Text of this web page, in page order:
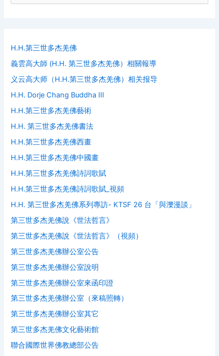
f
r
:
H.H.第三世多杰羌佛
義雲高大師 (H.H. 第三世多杰羌佛）相關報導
义云高大师（H.H.第三世多杰羌佛）相关报导
H.H. Dorje Chang Buddha III
H.H.第三世多杰羌佛藝術
H.H. 第三世多杰羌佛書法
H.H.第三世多杰羌佛西畫
H.H.第三世多杰羌佛中國畫
H.H.第三世多杰羌佛詩詞歌賦
H.H.第三世多杰羌佛詩詞歌賦_視頻
H.H. 第三世多杰羌佛系列專訪- KTSF 26 台「與濼漫談」
第三世多杰羌佛說《世法哲言》
第三世多杰羌佛說《世法哲言》（視頻）
第三世多杰羌佛辦公室公告
第三世多杰羌佛辦公室說明
第三世多杰羌佛辦公室來函印證
第三世多杰羌佛辦公室（來稿照轉）
第三世多杰羌佛辦公室其它
第三世多杰羌佛文化藝術館
聯合國際世界佛教總部公告